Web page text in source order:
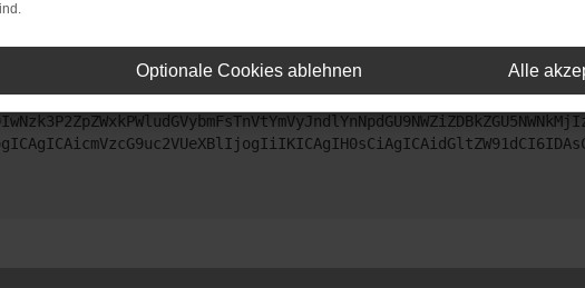
uns bitte. Wir werden versuchen, das Problem zu beheben. Du
Optionale Cookies ablehnen Alle